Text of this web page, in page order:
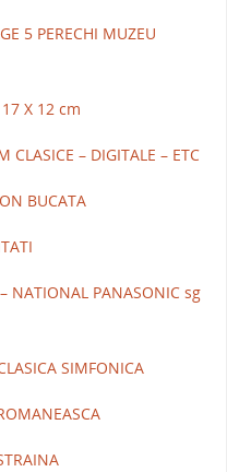
5 PERECHI MUZEU
X 12 cm
CLASICE – DIGITALE – ETC
BUCATA
PANASONIC sg
SIMFONICA